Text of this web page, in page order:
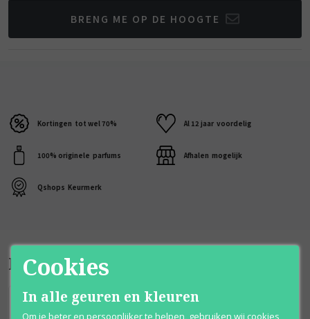
BRENG ME OP DE HOOGTE
Kortingen tot wel 70% Al 12 jaar voordelig
100% originele parfums Afhalen mogelijk
Qshops Keurmerk
Bijpassende producten
Cookies
In alle geuren en kleuren
Om je beter en persoonlijker te helpen, gebruiken wij cookies